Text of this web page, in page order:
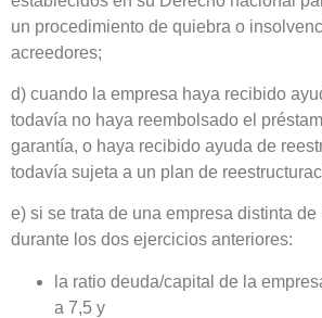
un procedimiento de quiebra o
acreedores;
d) cuando la empresa haya recibido
todavía no haya reembolsado el
garantía, o haya recibido ayuda de
todavía sujeta a un plan de
e) si se trata de una empresa distinta
durante los dos ejercicios anteriores:
la ratio deuda/capital de la
a 7,5 y